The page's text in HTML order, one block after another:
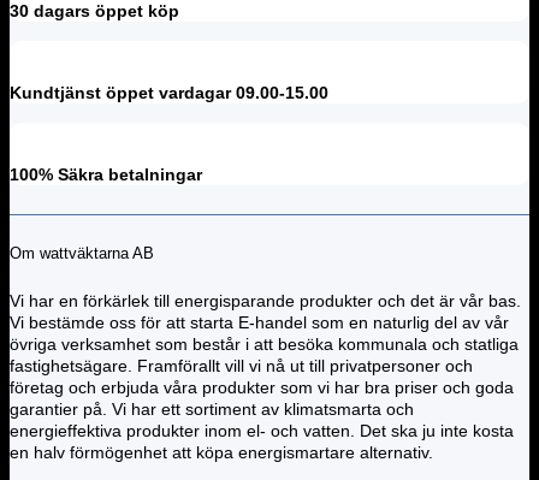
30 dagars öppet köp
Kundtjänst öppet vardagar 09.00-15.00
100% Säkra betalningar
Om wattväktarna AB
Vi har en förkärlek till energisparande produkter och det är vår bas.
Vi bestämde oss för att starta E-handel som en naturlig del av vår
övriga verksamhet som består i att besöka kommunala och statliga
fastighetsägare. Framförallt vill vi nå ut till privatpersoner och
företag och erbjuda våra produkter som vi har bra priser och goda
garantier på. Vi har ett sortiment av klimatsmarta och
energieffektiva produkter inom el- och vatten. Det ska ju inte kosta
en halv förmögenhet att köpa energismartare alternativ.